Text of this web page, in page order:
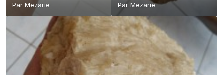
Par Mezarie
Par Mezarie